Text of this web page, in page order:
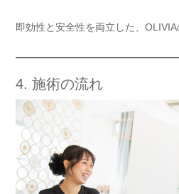
即効性と安全性を両立した、OLIVIA
4. 施術の流れ